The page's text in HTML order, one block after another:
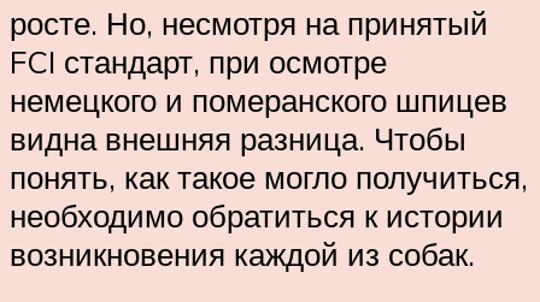
росте. Но, несмотря на принятый
FCI стандарт, при осмотре
немецкого и померанского шпицев
видна внешняя разница. Чтобы
понять, как такое могло получиться,
необходимо обратиться к истории
возникновения каждой из собак.